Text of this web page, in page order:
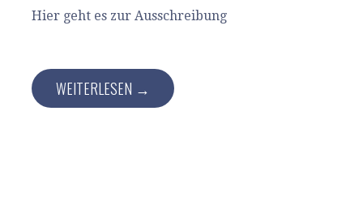
Hier geht es zur Ausschreibung
WEITERLESEN →